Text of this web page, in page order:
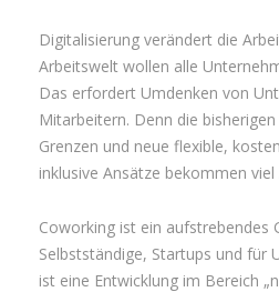
Digitalisierung verändert die
Arbeitswelt wollen alle
Das erfordert Umdenken von
Mitarbeitern. Denn die
Grenzen und neue flexible,
inklusive Ansätze bekommen
Coworking ist ein aufstrebendes
Selbstständige, Startups und für
ist eine Entwicklung im Bereich